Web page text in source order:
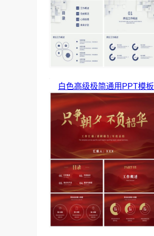
白色高级极简通用PPT模板